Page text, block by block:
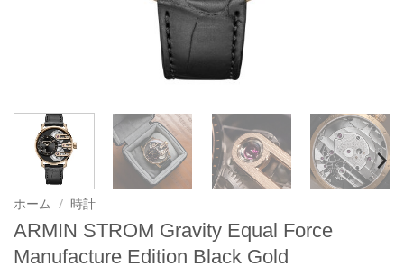
ホーム / 時計
ARMIN STROM Gravity Equal Force
Manufacture Edition Black Gold